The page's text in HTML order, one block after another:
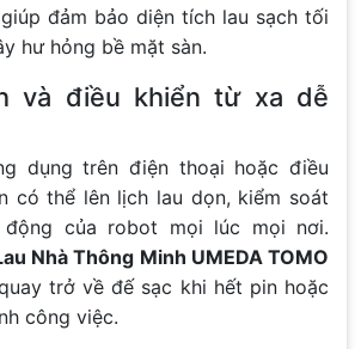
đảm bảo diện tích lau sạch tối
hư hỏng bề mặt sàn.
và điều khiển từ xa dễ
dụng trên điện thoại hoặc điều
có thể lên lịch lau dọn, kiểm soát
của robot mọi lúc mọi nơi.
Nhà Thông Minh UMEDA TOMO
trở về đế sạc khi hết pin hoặc
công việc.